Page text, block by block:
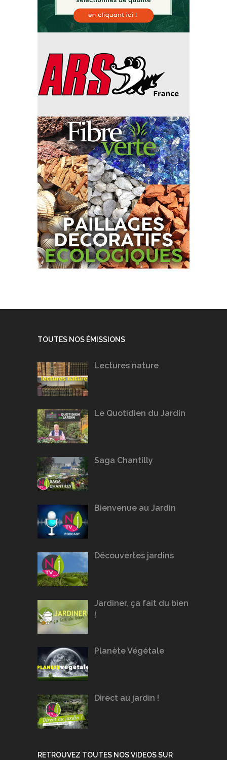
TOUTES NOS ÉMISSIONS
Lectures nature
Le Quotidien du Jardin
Saga Chantilly
Bienvenue au Jardin
Découvertes jardins
Jardiner, ça fait du bien
!
Planète Végétale
Direct au jardin !
RETROUVEZ TOUTES NOS VIDEOS SUR